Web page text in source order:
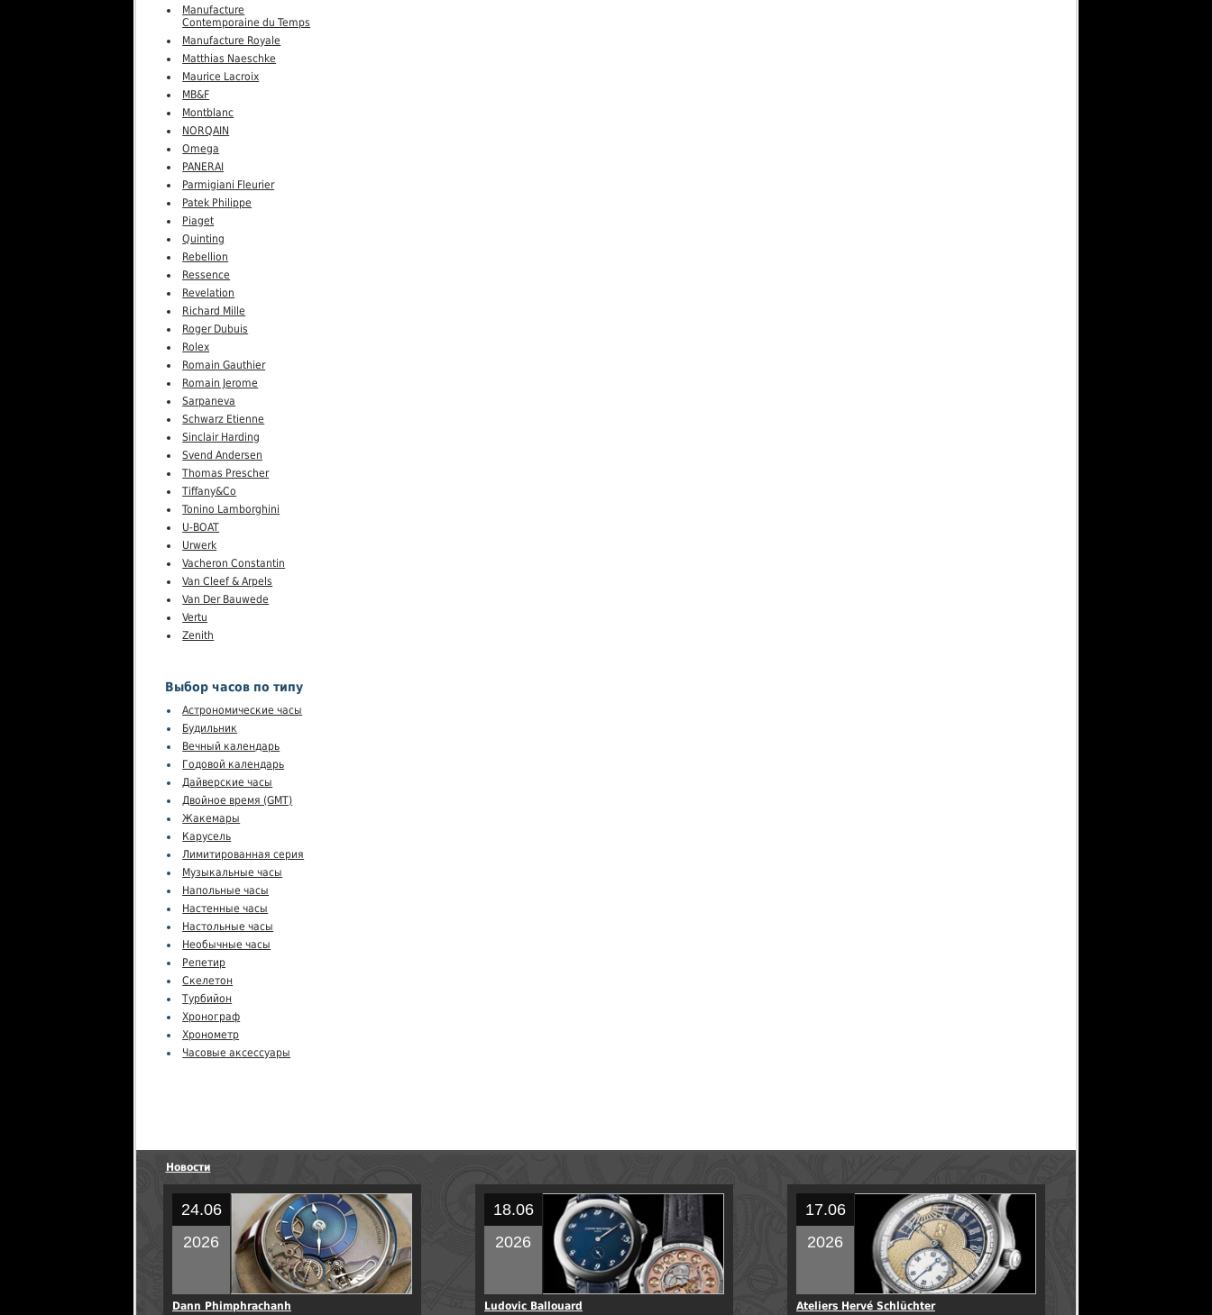
Manufacture
Contemporaine du Temps
Manufacture Royale
Matthias Naeschke
Maurice Lacroix
MB&F
Montblanc
NORQAIN
Omega
PANERAI
Parmigiani Fleurier
Patek Philippe
Piaget
Quinting
Rebellion
Ressence
Revelation
Richard Mille
Roger Dubuis
Rolex
Romain Gauthier
Romain Jerome
Sarpaneva
Schwarz Etienne
Sinclair Harding
Svend Andersen
Thomas Prescher
Tiffany&Co
Tonino Lamborghini
U-BOAT
Urwerk
Vacheron Constantin
Van Cleef & Arpels
Van Der Bauwede
Vertu
Zenith
Выбор часов по типу
Астрономические часы
Будильник
Вечный календарь
Годовой календарь
Дайверские часы
Двойное время (GMT)
Жакемары
Карусель
Лимитированная серия
Музыкальные часы
Напольные часы
Настенные часы
Настольные часы
Необычные часы
Репетир
Скелетон
Турбийон
Хронограф
Хронометр
Часовые аксессуары
Новости
24.06
2026
Dann Phimphrachanh
18.06
2026
Ludovic Ballouard
17.06
2026
Ateliers Hervé Schlüchter